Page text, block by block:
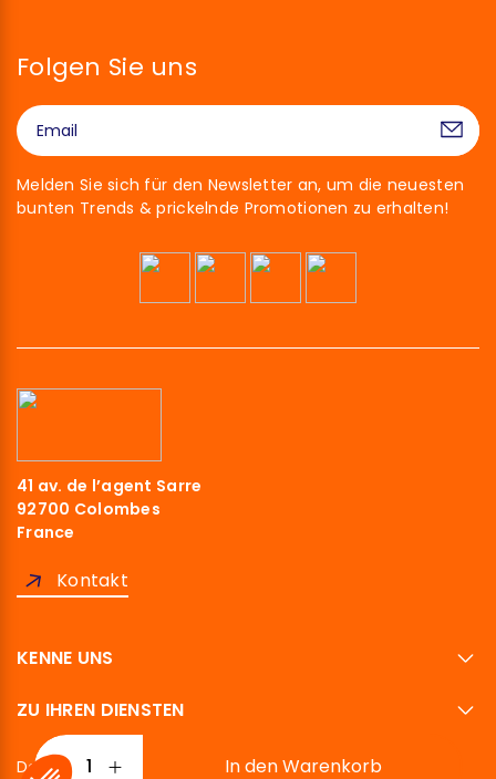
In den Warenkorb
Folgen Sie uns
Melden Sie sich für den Newsletter an, um die neuesten
bunten Trends & prickelnde Promotionen zu erhalten!
41 av. de l’agent Sarre
92700 Colombes
France
Kontakt
KENNE UNS
ZU IHREN DIENSTEN
Deutsch